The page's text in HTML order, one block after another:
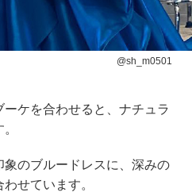
@sh_m0501
ケを合わせると、ナチュラ
のブルードレスに、深みの
せています。